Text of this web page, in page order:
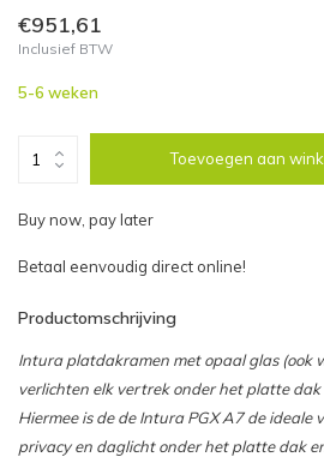
Maat: 60x120cm - €1.319,59
Maat: 90x90cm - €1.263,76
Maat: 90x120cm - €1.458,51
€951,61
Inclusief BTW
5-6 weken
Toevoegen aan
Buy now, pay later
Betaal eenvoudig direct online!
Productomschrijving
Intura platdakramen met opaal glas (ook
verlichten elk vertrek onder het platte
Hiermee is de de Intura PGX A7 de ideale
privacy en daglicht onder het platte dak